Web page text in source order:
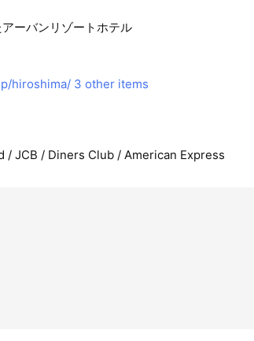
ーバンリゾートホテル
hiroshima/ 3 other items
/ JCB / Diners Club / American Express